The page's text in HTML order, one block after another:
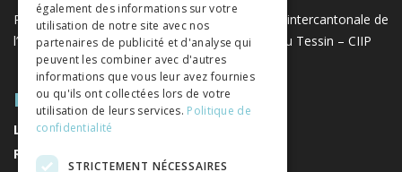
Projet réalisé avec le soutien de la Conférence intercantonale de
l’instruction publique de la Suisse romande et du Tessin – CIIP
PLAN DU SITE
LIVRES
REVUES
également des informations sur votre
utilisation de notre site avec nos
partenaires de publicité et d'analyse qui
peuvent les combiner avec d'autres
informations que vous leur avez fournies
ou qu'ils ont collectées lors de votre
utilisation de leurs services. Politique de
confidentialité
STRICTEMENT NÉCESSAIRES